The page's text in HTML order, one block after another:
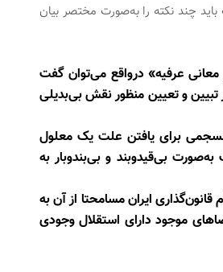
چند نکته را به‌صورت مختصر بیان
عرفيه» درواقع می‌توان گفت
و تعیین منظور نقش بی‌بدیلی
برای یافتن علت یک معلول
بی‌قیدوبند و بی‌بندوبار به
ایران مسامحتا از آن به
موجود دارای استقلال وجودی